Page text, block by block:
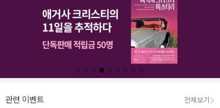
관련 이벤트 전체보기